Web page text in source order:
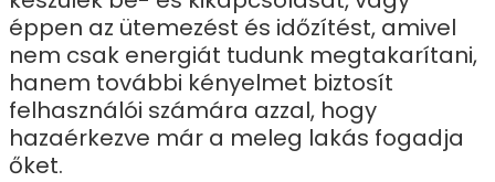
éppen az ütemezést és időzítést, amivel
nem csak energiát tudunk megtakarítani,
hanem további kényelmet biztosít
felhasználói számára azzal, hogy
hazaérkezve már a meleg lakás fogadja
őket.